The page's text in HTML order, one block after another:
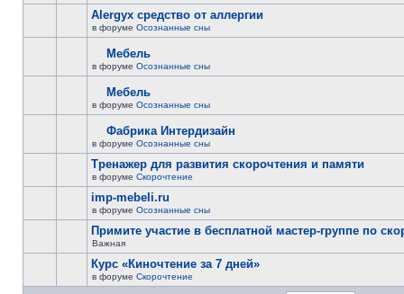
Alergyx средство от аллергии
в форуме Осознанные сны
Мебель
в форуме Осознанные сны
Мебель
в форуме Осознанные сны
Фабрика Интердизайн
в форуме Осознанные сны
Тренажер для развития скорочтения и памяти
в форуме Скорочтение
imp-mebeli.ru
в форуме Осознанные сны
Примите участие в бесплатной мастер-группе по
Важная
Курс «Киночтение за 7 дней»
в форуме Скорочтение